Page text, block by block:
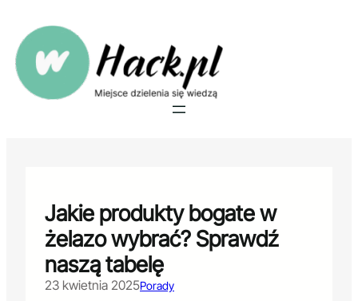
treści
Jakie produkty bogate w
żelazo wybrać? Sprawdź
naszą tabelę
23 kwietnia 2025Porady